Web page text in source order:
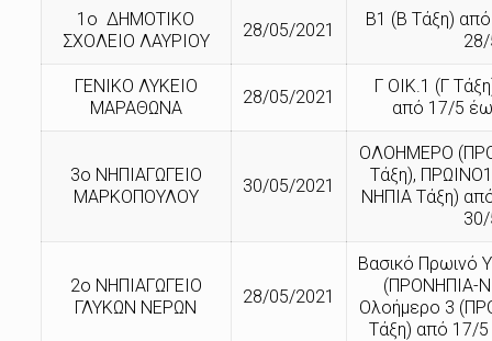
1ο ΔΗΜΟΤΙΚΟ
ΣΧΟΛΕΙΟ ΛΑΥΡΙΟΥ
28/05/2021
Β1 (Β Τάξη)
ΓΕΝΙΚΟ ΛΥΚΕΙΟ
ΜΑΡΑΘΩΝΑ
28/05/2021
Γ ΟΙΚ.1 (Γ
από 17/5
3ο ΝΗΠΙΑΓΩΓΕΙΟ
ΜΑΡΚΟΠΟΥΛΟΥ
30/05/2021
ΟΛΟΗΜΕΡΟ
Τάξη),
ΝΗΠΙΑ Τάξη)
2ο ΝΗΠΙΑΓΩΓΕΙΟ
ΓΛΥΚΩΝ ΝΕΡΩΝ
28/05/2021
Βασικό Πρωινό
(ΠΡΟΝΗΠΙΑ-
Ολοήμερο 3
Τάξη) από 17/